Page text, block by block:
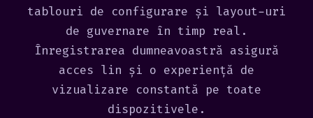
tablouri de configurare și layout-uri
de guvernare în timp real.
Înregistrarea dumneavoastră asigură
acces lin și o experiență de
vizualizare constantă pe toate
dispozitivele.